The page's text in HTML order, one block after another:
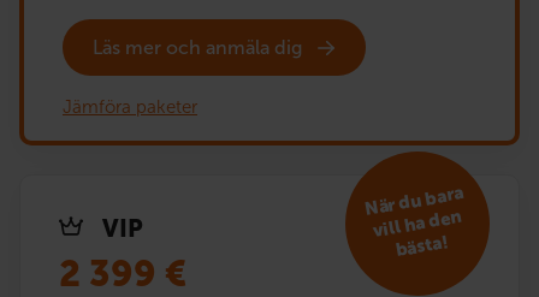
Läs mer och anmäla dig
Jämföra paketer
VIP
När du bara
vill ha den
bästa!
2 399 €